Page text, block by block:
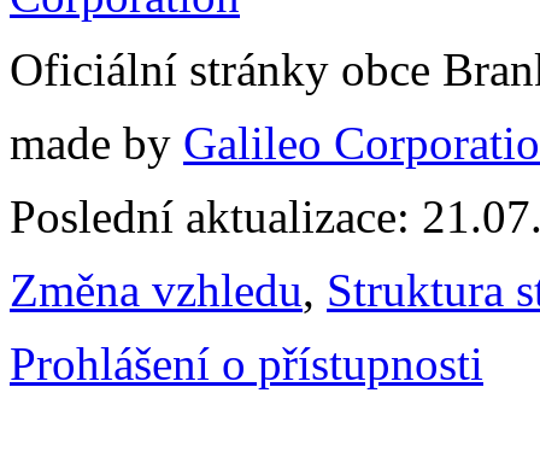
Oficiální stránky obce
made by Galileo
Poslední aktualizace:
Změna vzhledu, Struktura
Prohlášení o přístupnosti